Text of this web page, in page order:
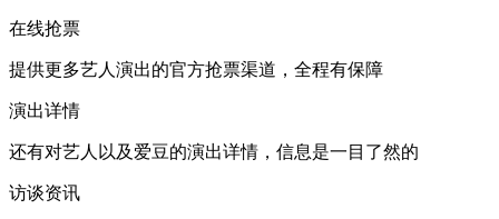
在线抢票
提供更多艺人演出的官方抢票渠道，全程有保障
演出详情
还有对艺人以及爱豆的演出详情，信息是一目了然的
访谈资讯